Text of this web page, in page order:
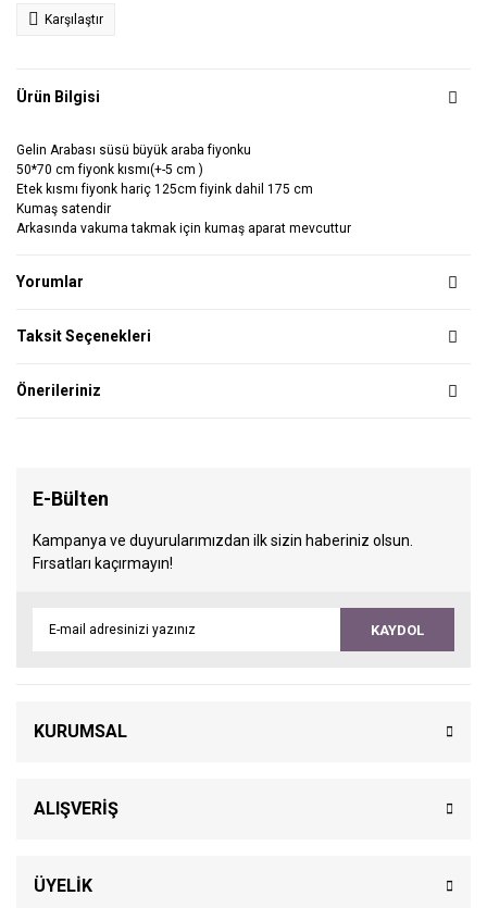
Karşılaştır
Ürün Bilgisi
Gelin Arabası süsü büyük araba fiyonku
50*70 cm fiyonk kısmı(+-5 cm )
Etek kısmı fiyonk hariç 125cm fiyink dahil 175 cm
Kumaş satendir
Arkasında vakuma takmak için kumaş aparat mevcuttur
Yorumlar
Taksit Seçenekleri
Önerileriniz
E-Bülten
Kampanya ve duyurularımızdan ilk sizin haberiniz olsun.
Fırsatları kaçırmayın!
KAYDOL
KURUMSAL
ALIŞVERİŞ
ÜYELİK